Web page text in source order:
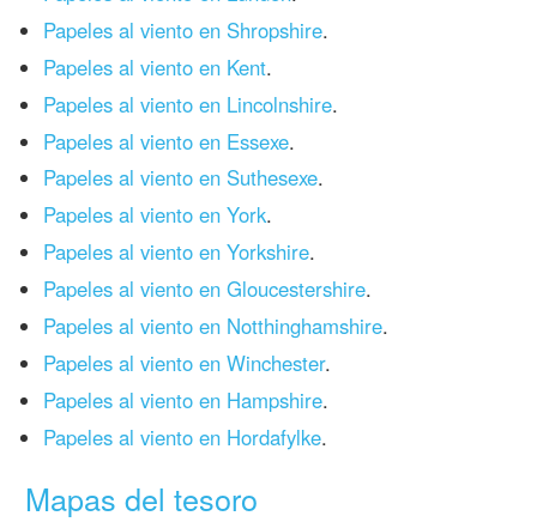
Papeles al viento en Shropshire.
Papeles al viento en Kent.
Papeles al viento en Lincolnshire.
Papeles al viento en Essexe.
Papeles al viento en Suthesexe.
Papeles al viento en York.
Papeles al viento en Yorkshire.
Papeles al viento en Gloucestershire.
Papeles al viento en Notthinghamshire.
Papeles al viento en Winchester.
Papeles al viento en Hampshire.
Papeles al viento en Hordafylke.
Mapas del tesoro